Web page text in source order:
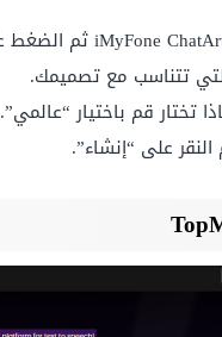
تتناسب مع تصميمك.
تختار قم باختيار “عالمي”.
على “إنشاء”.